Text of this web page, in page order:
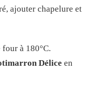
ajouter chapelure et
à 180°C.
Délice en